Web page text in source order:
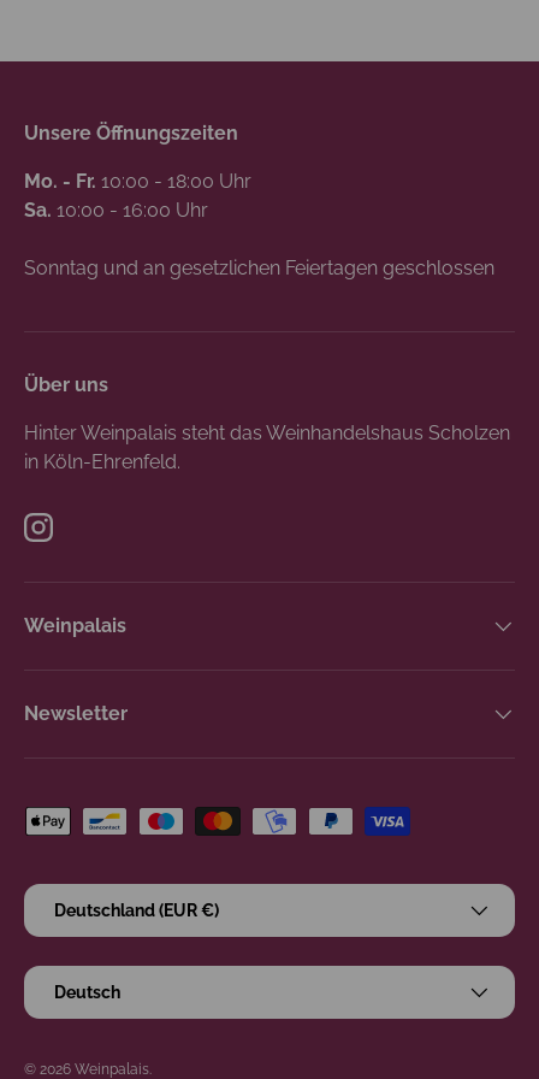
Unsere Öffnungszeiten
Mo. - Fr. 10:00 - 18:00 Uhr
Sa. 10:00 - 16:00 Uhr
Sonntag und an gesetzlichen Feiertagen geschlossen
Über uns
Hinter Weinpalais steht das Weinhandelshaus Scholzen
in Köln-Ehrenfeld.
Instagram
Weinpalais
Newsletter
Zahlungsmethoden
Land/Region
Deutschland (EUR €)
Sprache
Deutsch
© 2026 Weinpalais.